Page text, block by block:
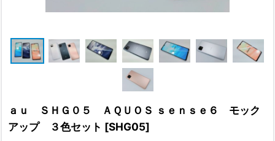
ａｕ ＳＨＧ０５ ＡＱＵＯＳ ｓｅｎｓｅ６ モック
アップ ３色セット [SHG05]